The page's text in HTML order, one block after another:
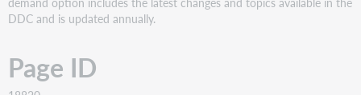
DDC and is updated annually.
Page ID